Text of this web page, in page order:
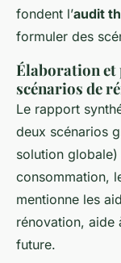
fondent l’audit
formuler des
Élaboration et
scénarios de
Le rapport
deux scénarios
solution globale)
consommation,
mentionne les
rénovation, aide
future.